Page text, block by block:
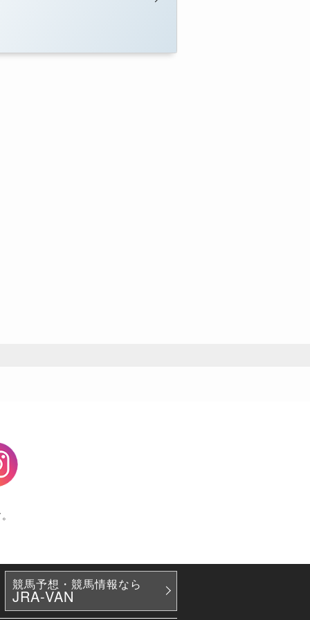
競馬予想・競馬情報なら
JRA-VAN